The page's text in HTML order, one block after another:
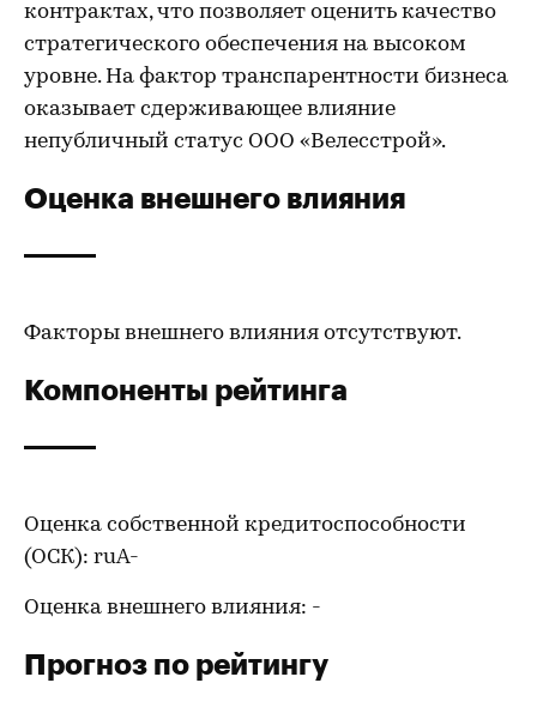
контрактах, что позволяет оценить качество
стратегического обеспечения на высоком
уровне. На фактор транспарентности бизнеса
оказывает сдерживающее влияние
непубличный статус ООО «Велесстрой».
Оценка внешнего влияния
Факторы внешнего влияния отсутствуют.
Компоненты рейтинга
Оценка собственной кредитоспособности
(ОСК): ruА-
Оценка внешнего влияния: -
Прогноз по рейтингу